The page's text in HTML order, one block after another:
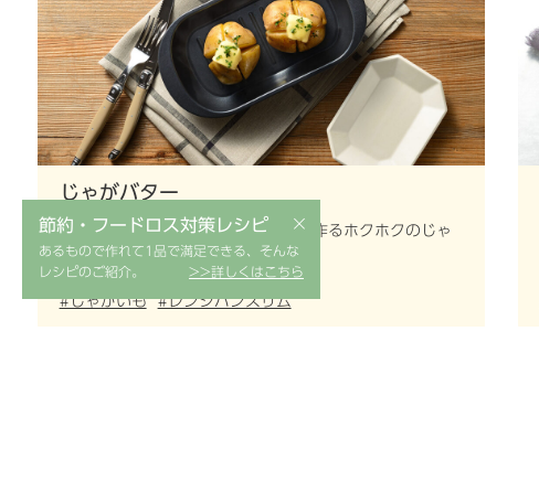
じゃがバター
「パリージュ レンジパンスリム」で作るホクホクのじゃ
がバター。
#じゃがいも #レンジパンスリム
×
節約・フードロス対策レシピ
あるもので作れて1品で満足できる、そんな
レシピのご紹介。
>>詳しくはこちら